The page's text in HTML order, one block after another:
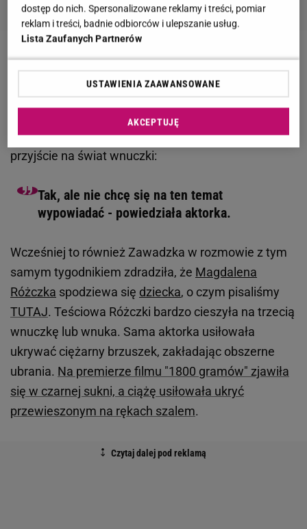
Magdalena Różczka urodziła!
Tygodnikowi "Życie na gorąco" udało się ustalić, że
aktorka urodziła córkę. Informację uzyskali
od Magdaleny Zawadzkiej, która potwierdziła
przyjście na świat wnuczki:
Tak, ale nie chcę się na ten temat
wypowiadać - powiedziała aktorka.
Wcześniej to również Zawadzka w rozmowie z tym
samym tygodnikiem zdradziła, że Magdalena
Różczka spodziewa się dziecka, o czym pisaliśmy
TUTAJ. Teściowa Różczki bardzo cieszyła na trzecią
wnuczkę lub wnuka. Sama aktorka usiłowała
ukrywać ciężarny brzuszek, zakładając obszerne
ubrania. Na premierze filmu "1800 gramów" zjawiła
się w czarnej sukni, a ciążę usiłowała ukryć
przewieszonym na rękach szalem.
dostęp do nich. Spersonalizowane reklamy i treści, pomiar
reklam i treści, badnie odbiorców i ulepszanie usług.
Lista Zaufanych Partnerów
USTAWIENIA ZAAWANSOWANE
AKCEPTUJĘ